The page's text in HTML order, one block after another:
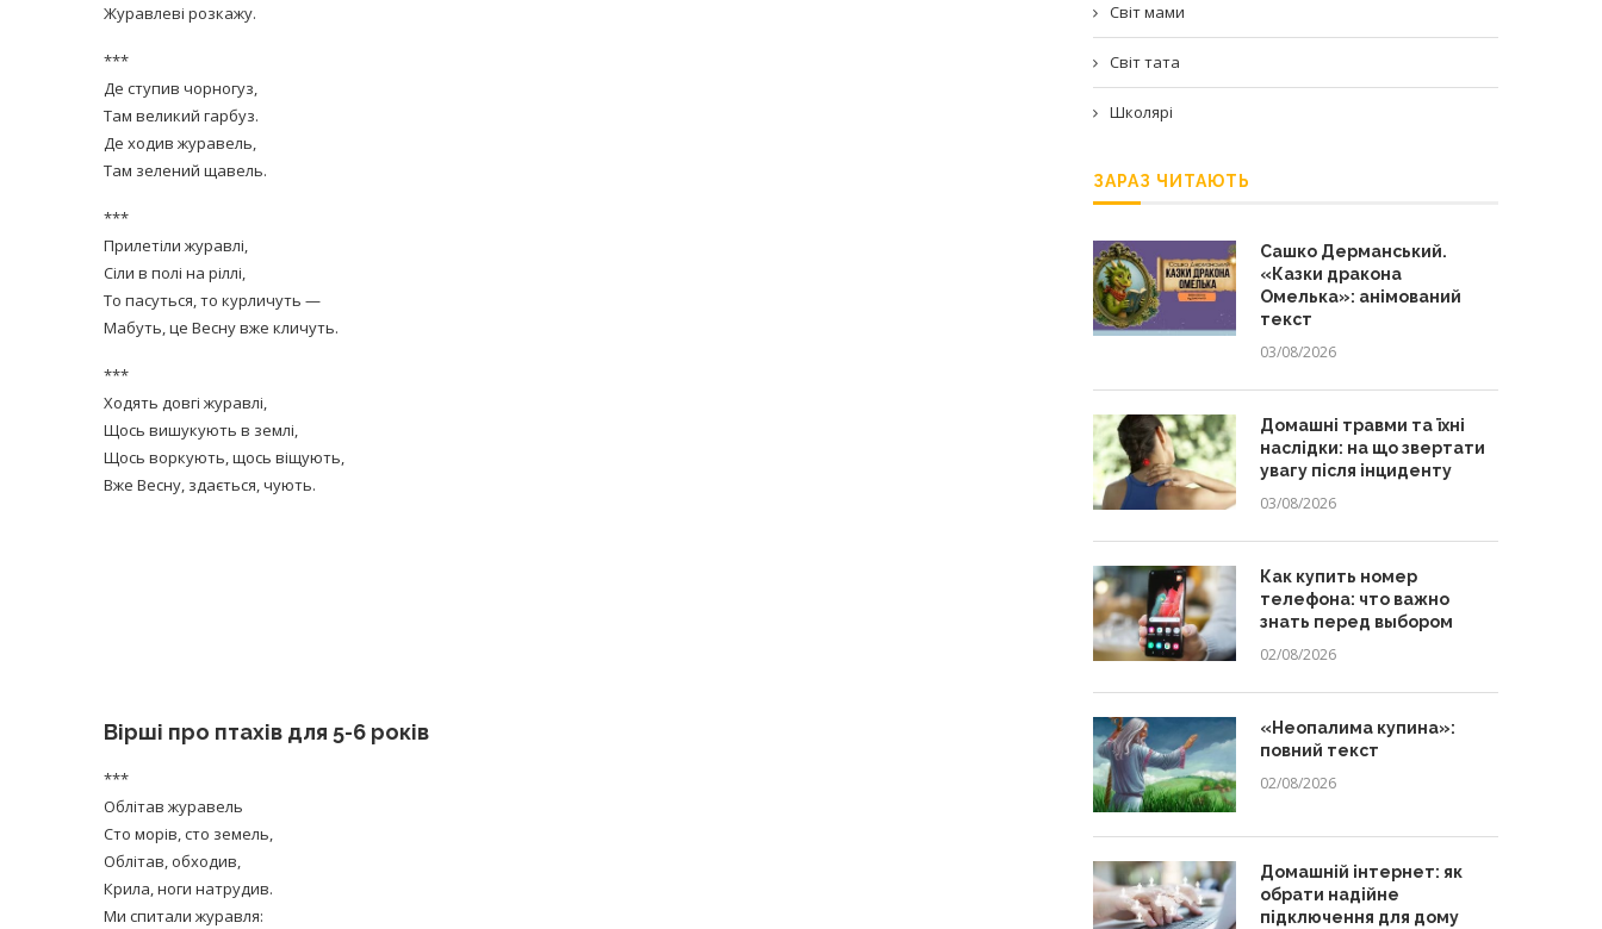
Журавлеві розкажу.
***
Де ступив чорногуз,
Там великий гарбуз.
Де ходив журавель,
Там зелений щавель.
***
Прилетіли журавлі,
Сіли в полі на ріллі,
То пасуться, то курличуть —
Мабуть, це Весну вже кличуть.
***
Ходять довгі журавлі,
Щось вишукують в землі,
Щось воркують, щось віщують,
Вже Весну, здається, чують.
Вірші про птахів для 5-6 років
***
Облітав журавель
Сто морів, сто земель,
Облітав, обходив,
Крила, ноги натрудив.
Ми спитали журавля:
Світ мами
Світ тата
Школярі
ЗАРАЗ ЧИТАЮТЬ
Сашко Дерманський.
«Казки дракона
Омелька»: анімований
текст
03/08/2026
Домашні травми та їхні
наслідки: на що звертати
увагу після інциденту
03/08/2026
Как купить номер
телефона: что важно
знать перед выбором
02/08/2026
«Неопалима купина»:
повний текст
02/08/2026
Домашній інтернет: як
обрати надійне
підключення для дому